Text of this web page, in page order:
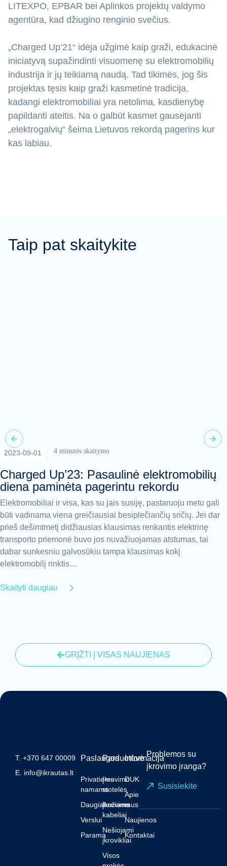
LITEXPO, EPBAR bei Aplinkos projektų valdymo
agentūra, kad džiugino renginio svečius.
„Charged Up’21“ idėja užgimė kaip graži, edukacinė
iniciatyvą supažindinti visuomenę su elektromobilių
industrija ir jų teikiamą naudą. Tad tikimės, jog šis
projektas tęsis kaip graži kasmetinė tradicija,
kadangi elektromobiliai yra netolima, kasdienybę
papildanti ateitis. Na o galbūt kasmet gausėjanti
„elektrogalvių“ šeima Lietuvos rekordą pagerins kur
kas labiau.
Taip pat skaitykite
2023-09-01 4 minutės skaitymo
Charged Up’23: Pasaulinė elektromobilių
diena paminėta pagerintu rekordu
Elektromobiliai ir visa, kas su jais susiję, pastaruoju metu gali
būti vadinama viena greičiausiai besiplečiančių sričių. Jei dar
prieš dešimtmetį didžiausias klausimas renkantis elektrinę
transporto priemonė buvo jos nuvažiuojamas atstumas, tai
dabar sunkesniu galvosūkiu tampa klausimas kokį
elektromobilį rinktis…
Skaityti daugiau
GRĮŽTI Į VISAS NAUJIENAS
T. +370 647 00009
E. info@ikrautas.lt
Paslaugos
Privatiems
namams
Daugiabučiams
Verslui
Parama
Parduotuvė
Įkrovimo
stotelės
Įkrovimo
kabeliai
Nešiojami
įkrovikliai
Visos
Informacija
DUK
Apie
mus
Naujienos
Kontaktai
Problemos su
įkrovimo įranga?
Susisiekite